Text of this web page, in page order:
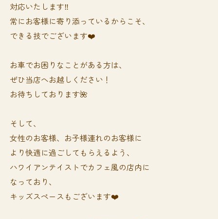
対応いたします‼️
常にお客様に寄り添っているからこそ、
できる技でございます❤️
お車でお困りなことがある方は、
ぜひ当店へお越しください！
お待ちしております🌺
そして、
女性のお客様、お子様連れのお客様に
より快適に過ごしてもらえるよう、
ハワイアンテイストでカフェ風の店内に
なっており、
キッズスペースもございます❤️